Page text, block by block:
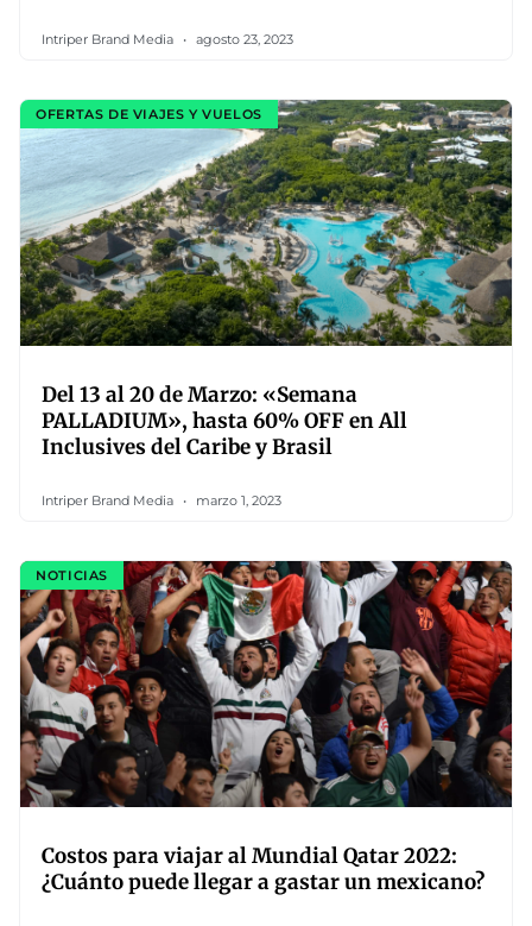
Intriper Brand Media agosto 23, 2023
OFERTAS DE VIAJES Y VUELOS
Del 13 al 20 de Marzo: «Semana
PALLADIUM», hasta 60% OFF en All
Inclusives del Caribe y Brasil
Intriper Brand Media marzo 1, 2023
NOTICIAS
Costos para viajar al Mundial Qatar 2022:
¿Cuánto puede llegar a gastar un mexicano?